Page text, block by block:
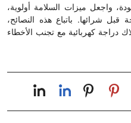
واجعل ميزات السلامة أولوية،
قبل شرائها. باتباع هذه النصائح،
دراجة كهربائية مع تجنب الأخطاء